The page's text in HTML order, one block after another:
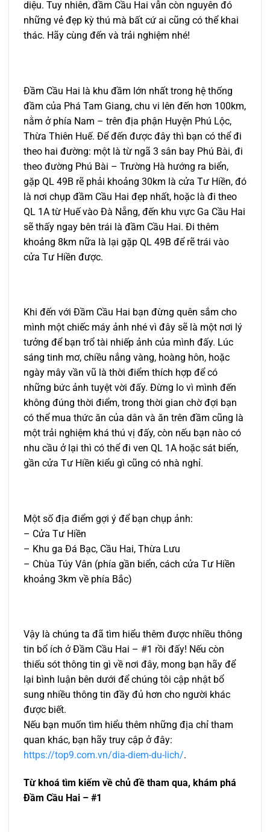
diệu. Tuy nhiên, đầm Cầu Hai vẫn còn nguyên đó
những vẻ đẹp kỳ thú mà bất cứ ai cũng có thể khai
thác. Hãy cùng đến và trải nghiệm nhé!
Đầm Cầu Hai là khu đầm lớn nhất trong hệ thống
đầm của Phá Tam Giang, chu vi lên đến hơn 100km,
nằm ở phía Nam – trên địa phận Huyện Phú Lộc,
Thừa Thiên Huế. Để đến được đây thì bạn có thể đi
theo hai đường: một là từ ngã 3 sân bay Phú Bài, đi
theo đường Phú Bài – Trường Hà hướng ra biển,
gặp QL 49B rẽ phải khoảng 30km là cửa Tư Hiền, đó
là nơi chụp đầm Cầu Hai đẹp nhất, hoặc là đi theo
QL 1A từ Huế vào Đà Nẵng, đến khu vực Ga Cầu Hai
sẽ thấy ngay bên trái là đầm Cầu Hai. Đi thêm
khoảng 8km nữa là lại gặp QL 49B để rẽ trái vào
cửa Tư Hiền được.
Khi đến với Đầm Cầu Hai bạn đừng quên sắm cho
mình một chiếc máy ảnh nhé vì đây sẽ là một nơi lý
tưởng để bạn trổ tài nhiếp ảnh của mình đấy. Lúc
sáng tinh mơ, chiều nắng vàng, hoàng hôn, hoặc
ngày mây vần vũ là thời điểm thích hợp để có
những bức ảnh tuyệt vời đấy. Đừng lo vì mình đến
không đúng thời điểm, trong thời gian chờ đợi bạn
có thể mua thức ăn của dân và ăn trên đầm cũng là
một trải nghiệm khá thú vị đấy, còn nếu bạn nào có
nhu cầu ở lại thì có thể đi ven QL 1A hoặc sát biển,
gần cửa Tư Hiền kiểu gì cũng có nhà nghỉ.
Một số địa điểm gợi ý để bạn chụp ảnh:
– Cửa Tư Hiền
– Khu ga Đá Bạc, Cầu Hai, Thừa Lưu
– Chùa Túy Vân (phía gần biển, cách cửa Tư Hiền
khoảng 3km về phía Bắc)
Vậy là chúng ta đã tìm hiểu thêm được nhiều thông
tin bổ ích ở Đầm Cầu Hai – #1 rồi đấy! Nếu còn
thiếu sót thông tin gì về nơi đây, mong bạn hãy để
lại bình luận bên dưới để chúng tôi cập nhật bổ
sung nhiều thông tin đầy đủ hơn cho người khác
được biết.
Nếu bạn muốn tìm hiểu thêm những địa chỉ tham
quan khác, bạn hãy truy cập ở đây:
https://top9.com.vn/dia-diem-du-lich/.
Từ khoá tìm kiếm về chủ đề tham qua, khám phá
Đầm Cầu Hai – #1